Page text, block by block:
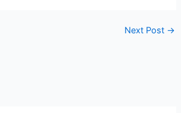
Next Post →